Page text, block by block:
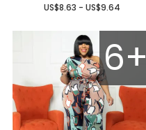
US$8.63 - US$9.64
6+